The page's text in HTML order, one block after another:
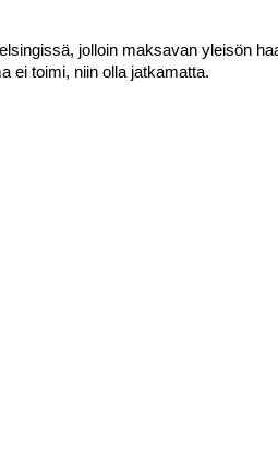
jolloin maksavan yleisön
ei toimi, niin olla jatkamatta.